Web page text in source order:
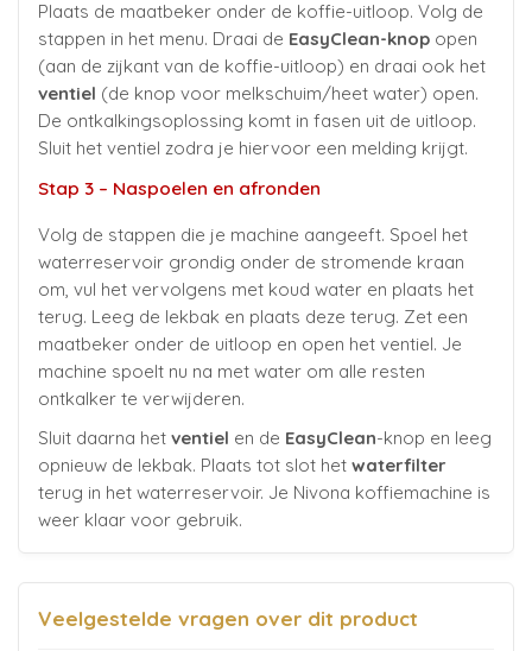
Plaats de maatbeker onder de koffie-uitloop. Volg de
stappen in het menu. Draai de EasyClean-knop open
(aan de zijkant van de koffie-uitloop) en draai ook het
ventiel (de knop voor melkschuim/heet water) open.
De ontkalkingsoplossing komt in fasen uit de uitloop.
Sluit het ventiel zodra je hiervoor een melding krijgt.
Stap 3 – Naspoelen en afronden
Volg de stappen die je machine aangeeft. Spoel het
waterreservoir grondig onder de stromende kraan
om, vul het vervolgens met koud water en plaats het
terug. Leeg de lekbak en plaats deze terug. Zet een
maatbeker onder de uitloop en open het ventiel. Je
machine spoelt nu na met water om alle resten
ontkalker te verwijderen.
Sluit daarna het ventiel en de EasyClean-knop en leeg
opnieuw de lekbak. Plaats tot slot het waterfilter
terug in het waterreservoir. Je Nivona koffiemachine is
weer klaar voor gebruik.
Veelgestelde vragen over dit product